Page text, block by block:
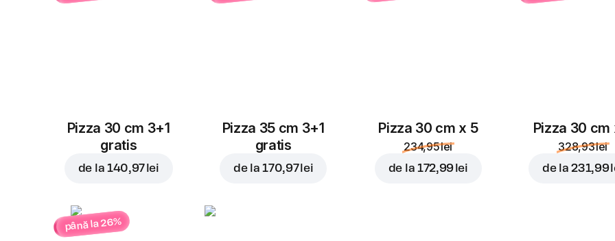
Pizza 30 cm 3+1
gratis
de la 140,97 lei
Pizza 35 cm 3+1
gratis
de la170,97 lei
Pizza 30 cm x 5
234,95 lei
de la 172,99 lei
Pizza 30 cm
328,93 lei
de la231,99
până la 26%